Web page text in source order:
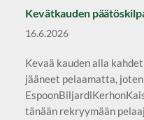
Kevätkauden
16.6.2026
Kevaä kauden alla
jääneet pelaamatta, joten
tänään rekryymään